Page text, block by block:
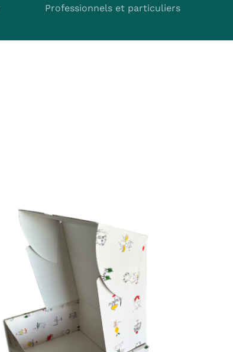
Professionnels et particuliers
AJOUTER AU PANIER APERÇU